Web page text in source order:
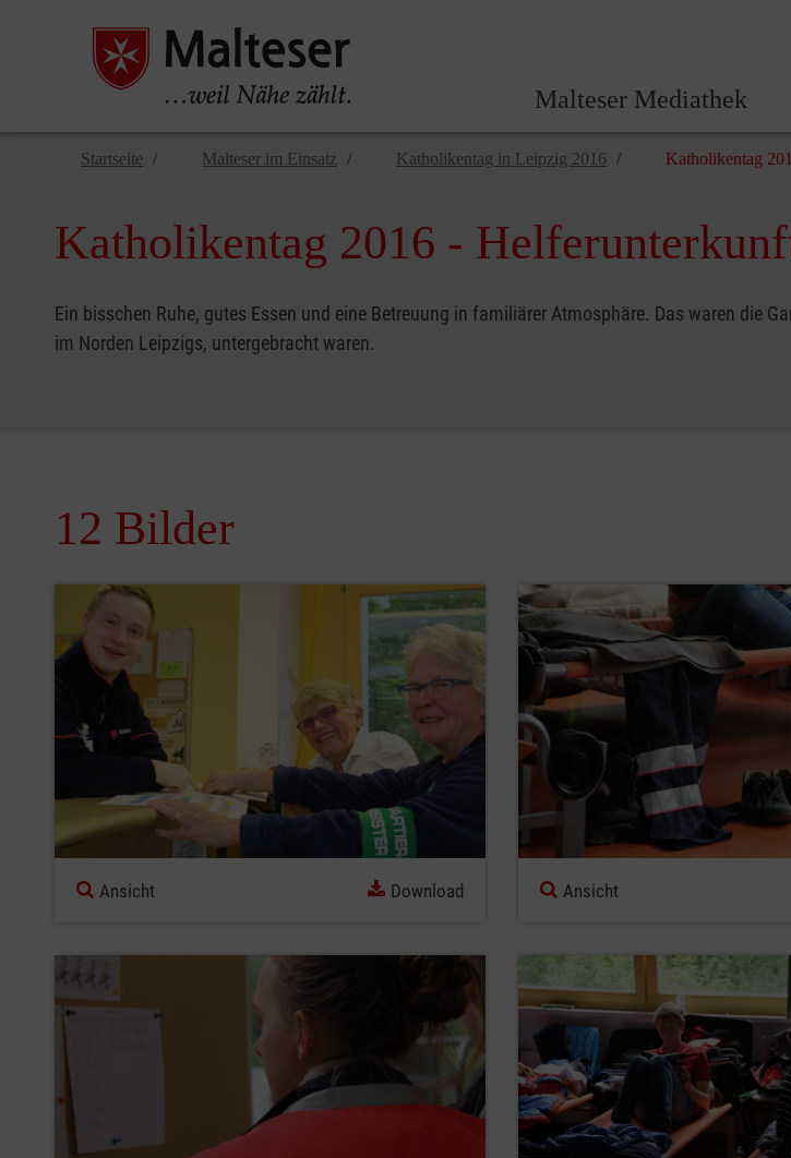
Malteser Mediathek
Startseite Malteser im Einsatz Katholikentag in Leipzig 2016 Katholikentag
Katholikentag 2016 -
Ein bisschen Ruhe, gutes Essen und eine Betreuung in familiärer Atmosphäre. Das waren die
im Norden Leipzigs, untergebracht waren.
12 Bilder
Ansicht Download Ansicht